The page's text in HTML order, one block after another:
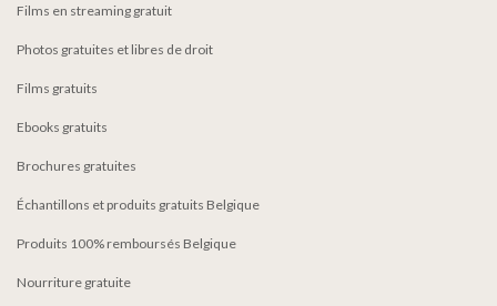
Films en streaming gratuit
Photos gratuites et libres de droit
Films gratuits
Ebooks gratuits
Brochures gratuites
Échantillons et produits gratuits Belgique
Produits 100% remboursés Belgique
Nourriture gratuite